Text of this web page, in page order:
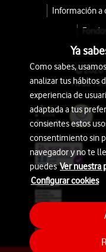
Información a
© 2026
Avda.
Ya
Como sabes,
analizar tus hábitos
experiencia de
adaptada a tus
consientes estos
consentimiento sin
navegador y no te
puedesVer nuestra
Configurar cookies